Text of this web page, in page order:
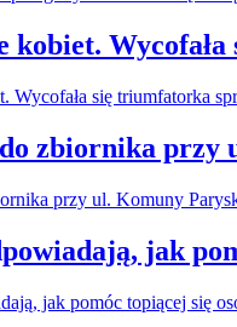
kobiet.
zbiornika przy
jak